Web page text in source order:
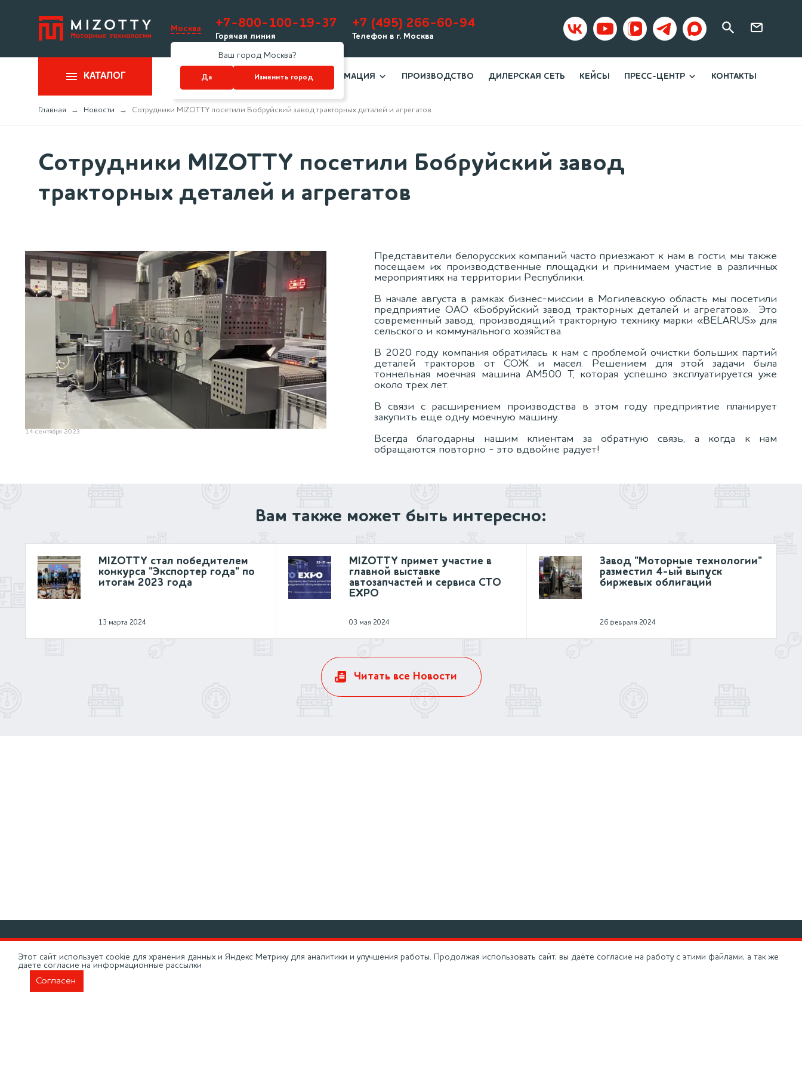
Москва
Ваш город Москва?
Да Изменить город
+7-800-100-19-37
Горячая линия
+7 (495) 266-60-94
Телефон в г. Москва
КАТАЛОГ ИНФОРМАЦИЯ
Раскрытие информации
История компании
Отзывы клиентов
Доставка
Вакансии
ПРОИЗВОДСТВО ДИЛЕРСКАЯ СЕТЬ КЕЙСЫ ПРЕСС-ЦЕНТР КОНТАКТЫ
Главная Новости Сотрудники MIZOTTY посетили Бобруйский завод тракторных деталей и агрегатов
Сотрудники MIZOTTY посетили Бобруйский завод
тракторных деталей и агрегатов
14 сентября 2023
Представители белорусских компаний часто приезжают к нам в гости, мы также
посещаем их производственные площадки и принимаем участие в различных
мероприятиях на территории Республики.
В начале августа в рамках бизнес-миссии в Могилевскую область мы посетили
предприятие ОАО «Бобруйский завод тракторных деталей и агрегатов». Это
современный завод, производящий тракторную технику марки «BELARUS» для
сельского и коммунального хозяйства.
В 2020 году компания обратилась к нам с проблемой очистки больших партий
деталей тракторов от СОЖ и масел. Решением для этой задачи была
тоннельная моечная машина АМ500 Т, которая успешно эксплуатируется уже
около трех лет.
В связи с расширением производства в этом году предприятие планирует
закупить еще одну моечную машину.
Всегда благодарны нашим клиентам за обратную связь, а когда к нам
обращаются повторно - это вдвойне радует!
Вам также может быть интересно:
MIZOTTY стал победителем
конкурса "Экспортер года" по
итогам 2023 года
13 марта 2024
MIZOTTY примет участие в
главной выставке
автозапчастей и сервиса CTO
EXPO
03 мая 2024
Завод "Моторные технологии"
разместил 4-ый выпуск
биржевых облигаций
26 февраля 2024
Читать все Новости
Производство +7-800-100-19-37
Этот сайт использует cookie для хранения данных и Яндекс Метрику для аналитики и улучшения работы. Продолжая использовать сайт, вы даёте согласие на работу с этими файлами, а так же
даете согласие на информационные рассылки
Согласен